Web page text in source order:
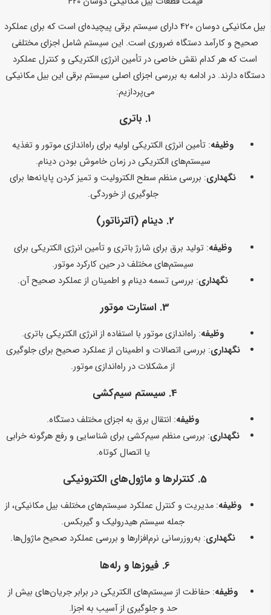
بیل مکانیکی دوسان 420 دارای سیستم برقی پیچیده‌ای است که برای عملکرد
صحیح و کارآمد دستگاه ضروری است. این سیستم شامل اجزای مختلفی
است که هر کدام نقش خاصی در تأمین انرژی الکتریکی و کنترل عملکرد
دستگاه دارند. در ادامه به بررسی اجزای اصلی سیستم برقی این بیل مکانیکی
می‌پردازیم:
1. باتری
وظیفه: تأمین انرژی الکتریکی اولیه برای راه‌اندازی موتور و تغذیه
سیستم‌های الکتریکی در زمان خاموش بودن دینام.
نگهداری: بررسی منظم سطح الکترولیت و تمیز کردن پایانه‌ها برای
جلوگیری از خوردگی.
2. دینام (آلترناتور)
وظیفه: تولید برق برای شارژ باتری و تأمین انرژی الکتریکی برای
سیستم‌های مختلف در حین کارکرد موتور.
نگهداری: بررسی تسمه دینام و اطمینان از عملکرد صحیح آن.
3. استارت موتور
وظیفه: راه‌اندازی موتور با استفاده از انرژی الکتریکی باتری.
نگهداری: بررسی اتصالات و اطمینان از عملکرد صحیح برای جلوگیری
از مشکلات در راه‌اندازی موتور.
4. سیستم سیم‌کشی
وظیفه: انتقال برق به اجزای مختلف دستگاه.
نگهداری: بررسی منظم سیم‌کشی برای شناسایی و رفع هرگونه خرابی
یا اتصال کوتاه.
5. کنترلرها و ماژول‌های الکترونیکی
وظیفه: مدیریت و کنترل عملکرد سیستم‌های مختلف بیل مکانیکی، از
جمله سیستم هیدرولیک و گیربکس.
نگهداری: به‌روزرسانی نرم‌افزارها و بررسی عملکرد صحیح ماژول‌ها.
6. فیوزها و رله‌ها
وظیفه: حفاظت از سیستم‌های الکتریکی در برابر جریان‌های بیش از
حد و جلوگیری از آسیب به اجزا.